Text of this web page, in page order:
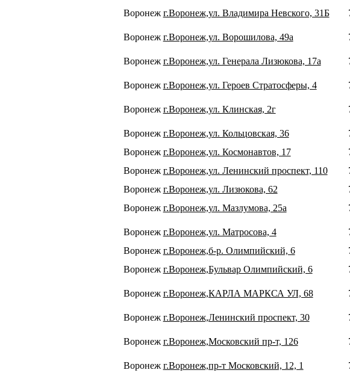
Воронеж г.Воронеж,ул. Владимира Невского, 31Б
Воронеж г.Воронеж,ул. Ворошилова, 49а
Воронеж г.Воронеж,ул. Генерала Лизюкова, 17а
Воронеж г.Воронеж,ул. Героев Стратосферы, 4
Воронеж г.Воронеж,ул. Клинская, 2г
Воронеж г.Воронеж,ул. Кольцовская, 36
Воронеж г.Воронеж,ул. Космонавтов, 17
Воронеж г.Воронеж,ул. Ленинский проспект, 110
Воронеж г.Воронеж,ул. Лизюкова, 62
Воронеж г.Воронеж,ул. Мазлумова, 25а
Воронеж г.Воронеж,ул. Матросова, 4
Воронеж г.Воронеж,б-р. Олимпийский, 6
Воронеж г.Воронеж,Бульвар Олимпийский, 6
Воронеж г.Воронеж,КАРЛА МАРКСА УЛ, 68
Воронеж г.Воронеж,Ленинский проспект, 30
Воронеж г.Воронеж,Московский пр-т, 126
Воронеж г.Воронеж,пр-т Московский, 12, 1